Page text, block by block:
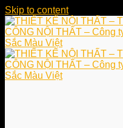
Skip to content